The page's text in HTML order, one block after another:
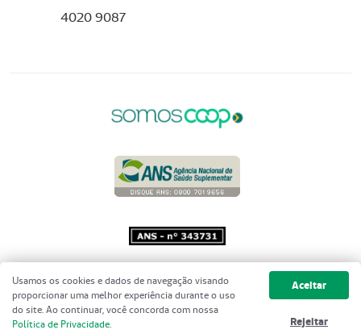
4020 9087
Copyright 2001 - 2026 Unimed do
Brasil - Todos os direitos reservados
Usamos os cookies e dados de navegação visando
proporcionar uma melhor experiência durante o uso
do site. Ao continuar, você concorda com nossa
Política de Privacidade.
Aceitar
Rejeitar